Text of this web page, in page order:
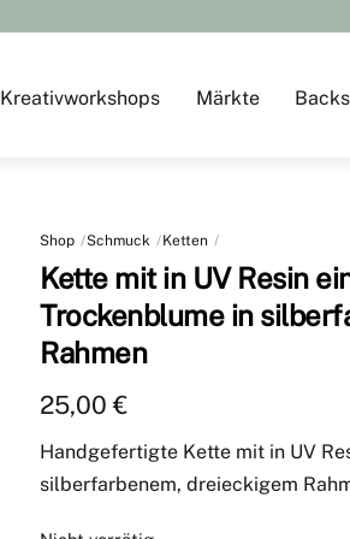
Kreativworkshops Märkte
Shop Schmuck Ketten
Kette mit in UV Resin
Trockenblume in
Rahmen
25,00€
Handgefertigte Kette mit in UV
silberfarbenem, dreieckigem